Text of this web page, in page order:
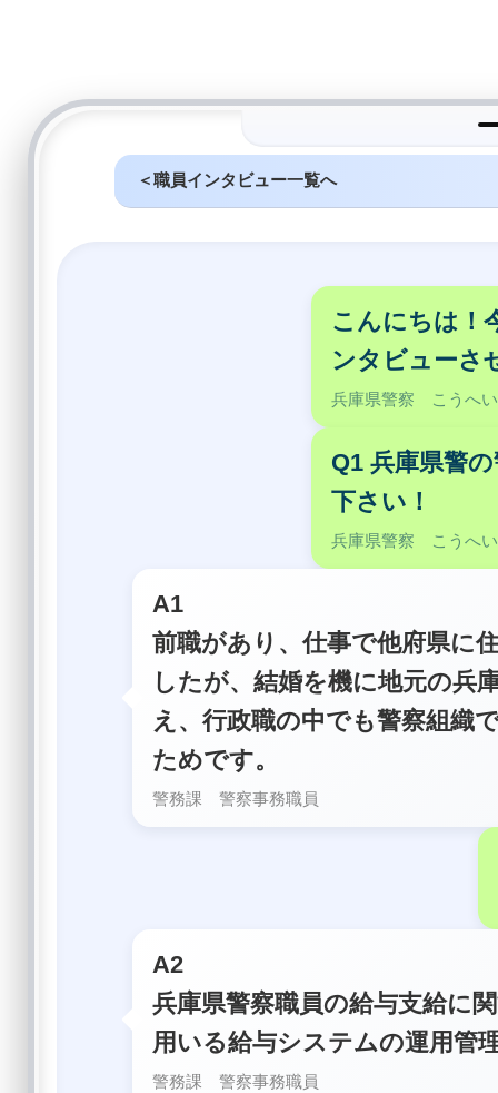
＜職員インタビュー一覧へ
こんにちは！
ンタビューさ
兵庫県警察 こうへ
Q1 兵庫県警
下さい！
兵庫県警察 こうへ
A1
前職があり、仕事で他府県に
したが、結婚を機に地元の兵
え、行政職の中でも警察組織
ためです。
警務課 警察事務職員
A2
兵庫県警察職員の給与支給に
用いる給与システムの運用管
警務課 警察事務職員